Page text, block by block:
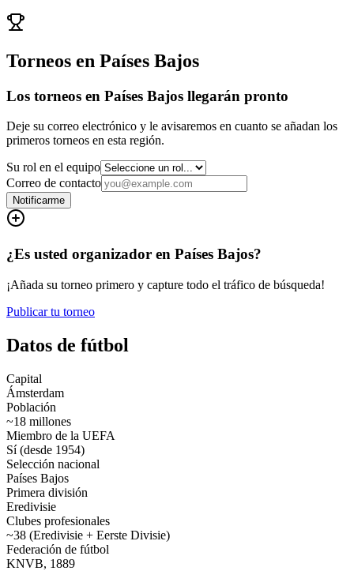
Torneos en Países Bajos
Los torneos en Países Bajos llegarán pronto
Deje su correo electrónico y le avisaremos en cuanto se añadan los
primeros torneos en esta región.
Su rol en el equipo
Correo de contacto
Notificarme
¿Es usted organizador en Países Bajos?
¡Añada su torneo primero y capture todo el tráfico de búsqueda!
Publicar tu torneo
Datos de fútbol
Capital
Ámsterdam
Población
~18 millones
Miembro de la UEFA
Sí (desde 1954)
Selección nacional
Países Bajos
Primera división
Eredivisie
Clubes profesionales
~38 (Eredivisie + Eerste Divisie)
Federación de fútbol
KNVB, 1889